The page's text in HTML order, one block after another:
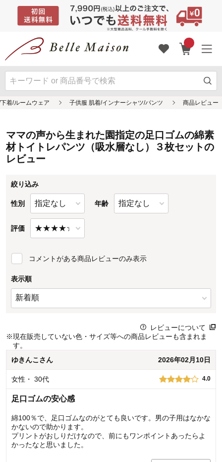
ママの声から生まれた園指定の足口ゴムの綿素
材トイトレパンツ（吸水層なし）３枚セットの
レビュー
絞り込み
性別 年齢
評価
コメントがある商品レビューのみ表示
表示順
レビューについて
※現在販売していない色・サイズ等への商品レビューも含まれま
す。
ゆきんこ さん 2026年02月10日
女性 ・ 30代 4.0
足口ゴムの安心感
綿100％で、足口ゴムなのがとても良いです。男の子用はなかな
かないので助かります。
プリントがおしりだけなので、前にもワンポイントあったらよ
かったなと思いました。